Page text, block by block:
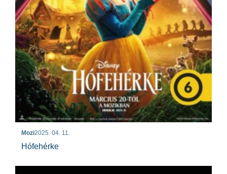
Mozi2025. 04. 11.
Hófehérke